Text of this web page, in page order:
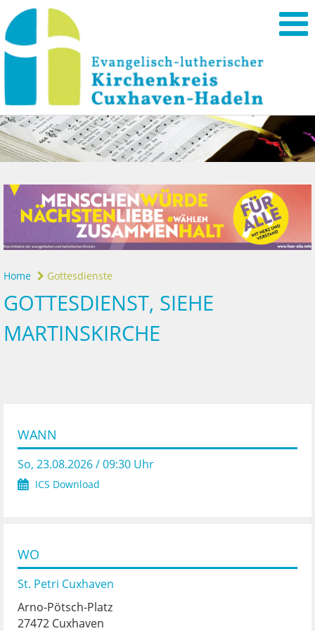
Home Gottesdienste
GOTTESDIENST, SIEHE
MARTINSKIRCHE
WANN
So, 23.08.2026 / 09:30 Uhr
ICS Download
WO
St. Petri Cuxhaven
Arno-Pötsch-Platz
27472 Cuxhaven